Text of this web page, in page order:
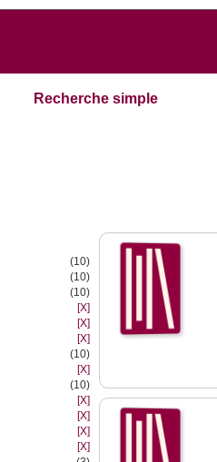
Recherche simple
(10)
(10)
(10)
[X]
[X]
[X]
(10)
[X]
(10)
[X]
[X]
[X]
[X]